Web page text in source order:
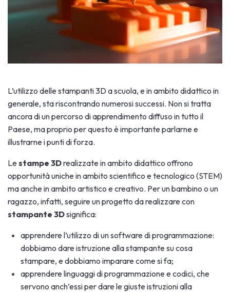
L’utilizzo delle stampanti 3D a scuola, e in ambito didattico in
generale, sta riscontrando numerosi successi. Non si tratta
ancora di un percorso di apprendimento diffuso in tutto il
Paese, ma proprio per questo è importante parlarne e
illustrarne i punti di forza.
Le stampe 3Drealizzate in ambito didattico offrono
opportunità uniche in ambito scientifico e tecnologico (STEM)
ma anche in ambito artistico e creativo. Per un bambino o un
ragazzo, infatti, seguire un progetto da realizzare con
stampante 3Dsignifica:
apprendere l’utilizzo di un software di programmazione:
dobbiamo dare istruzione alla stampante su cosa
stampare, e dobbiamo imparare come si fa;
apprendere linguaggi di programmazione e codici, che
servono anch’essi per dare le giuste istruzioni alla